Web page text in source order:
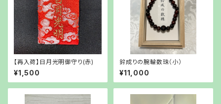
【再入荷】日月光明御守り(赤)
¥1,500
鈴成りの腕輪数珠（小）
¥11,000